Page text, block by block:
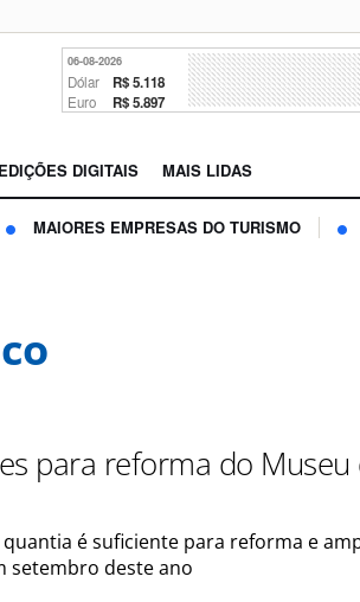
06-08-2026
Dólar R$ 5.118
Euro R$ 5.897
EDIÇÕES DIGITAIS MAIS LIDAS
MAIORES EMPRESAS DO TURISMO
para reforma do Museu
é suficiente para reforma e
setembro deste ano